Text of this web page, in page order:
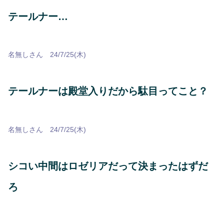
テールナー…
名無しさん 24/7/25(木)
テールナーは殿堂入りだから駄目ってこと？
名無しさん 24/7/25(木)
シコい中間はロゼリアだって決まったはずだ
ろ